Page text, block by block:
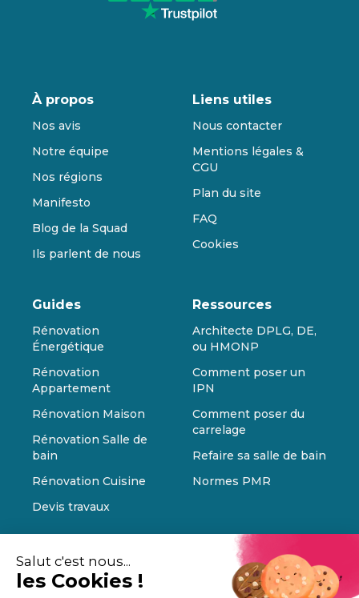
Salut c'est nous...
les Cookies !
À propos
Nos avis
Notre équipe
Nos régions
Manifesto
Blog de la Squad
Ils parlent de nous
Liens utiles
Nous contacter
Mentions légales &
CGU
Plan du site
FAQ
Cookies
Guides
Rénovation
Énergétique
Rénovation
Appartement
Rénovation Maison
Rénovation Salle de
bain
Rénovation Cuisine
Devis travaux
Ressources
Architecte DPLG, DE,
ou HMONP
Comment poser un
IPN
Comment poser du
carrelage
Refaire sa salle de bain
Normes PMR